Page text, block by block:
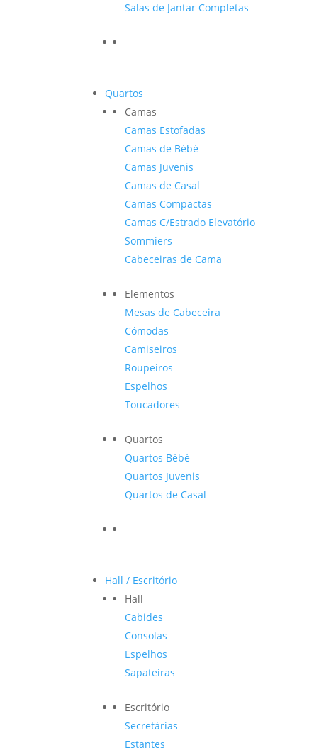
Salas de Jantar Completas
Quartos
Camas
Camas Estofadas
Camas de Bébé
Camas Juvenis
Camas de Casal
Camas Compactas
Camas C/Estrado Elevatório
Sommiers
Cabeceiras de Cama
Elementos
Mesas de Cabeceira
Cómodas
Camiseiros
Roupeiros
Espelhos
Toucadores
Quartos
Quartos Bébé
Quartos Juvenis
Quartos de Casal
Hall / Escritório
Hall
Cabides
Consolas
Espelhos
Sapateiras
Escritório
Secretárias
Estantes